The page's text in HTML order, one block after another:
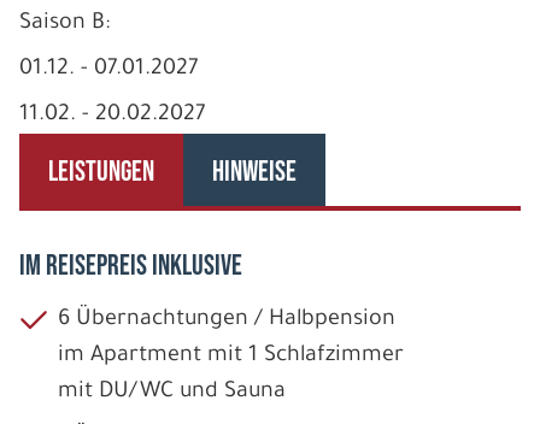
Saison B:
01.12. - 07.01.2027
11.02. - 20.02.2027
LEISTUNGEN HINWEISE
IM REISEPREIS INKLUSIVE
6 Übernachtungen / Halbpension
im Apartment mit 1 Schlafzimmer
mit DU/WC und Sauna